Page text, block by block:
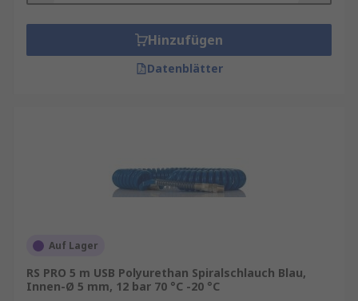
Hinzufügen
Datenblätter
Auf Lager
RS PRO 5 m USB Polyurethan Spiralschlauch Blau,
Innen-Ø 5 mm, 12 bar 70 °C -20 °C